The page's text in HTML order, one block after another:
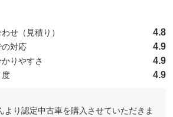
満点中）
せ（見積り） 4.8
対応 4.9
りやすさ 4.9
度 4.9
より認定中古車を購入させていただきま